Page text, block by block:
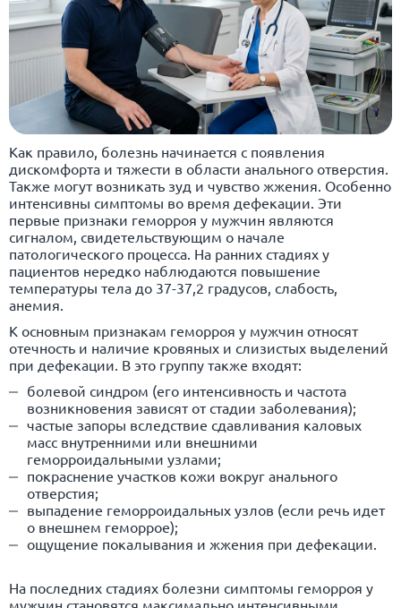
Как правило, болезнь начинается с появления
дискомфорта и тяжести в области анального отверстия.
Также могут возникать зуд и чувство жжения. Особенно
интенсивны симптомы во время дефекации. Эти
первые признаки геморроя у мужчин являются
сигналом, свидетельствующим о начале
патологического процесса. На ранних стадиях у
пациентов нередко наблюдаются повышение
температуры тела до 37-37,2 градусов, слабость,
анемия
К основным признакам геморроя у мужчин относят
отечность и наличие кровяных и слизистых выделений
при дефекации. В это группу также входят:
болевой синдром (его интенсивность и частота
возникновения зависят от стадии заболевания);
частые запоры вследствие сдавливания каловых
масс внутренними или внешними
геморроидальными узлами;
покраснение участков кожи вокруг анального
отверстия;
выпадение геморроидальных узлов (если речь идет
о внешнем геморрое);
ощущение покалывания и жжения при дефекации.
На последних стадиях болезни симптомы геморроя у
мужчин становятся максимально интенсивными.